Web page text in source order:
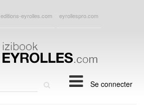
editions-eyrolles.com eyrollespro.com
Se connecter